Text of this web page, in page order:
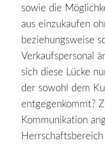
sowie die
aus einzukaufen
beziehungsweise
Verkaufspersonal
sich diese Lücke
der sowohl dem
entgegenkommt?
Kommunikation